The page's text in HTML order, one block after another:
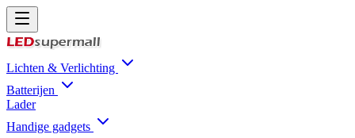
Lichten & Verlichting
Batterijen
Lader
Handige gadgets